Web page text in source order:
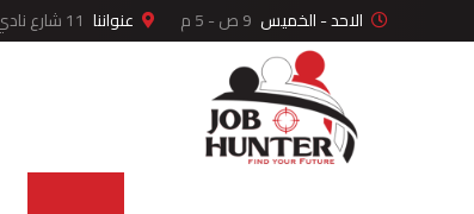
الاحد - الخميس 9 ص - 5 م عنواننا 11 شارع نادي الصيد - بجوار بنك أبوظبي الأول - الدقي - الجيزة.